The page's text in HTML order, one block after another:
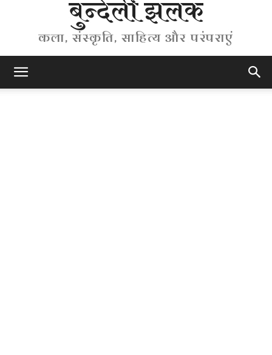
बुन्देली झलक
कला, संस्कृति, साहित्य और परंपराएं